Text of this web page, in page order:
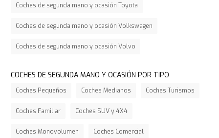
Coches de segunda mano y ocasión Toyota
Coches de segunda mano y ocasión Volkswagen
Coches de segunda mano y ocasión Volvo
COCHES DE SEGUNDA MANO Y OCASIÓN POR TIPO
Coches Pequeños Coches Medianos Coches Turismos
Coches Familiar Coches SUV y 4X4
Coches Monovolumen Coches Comercial